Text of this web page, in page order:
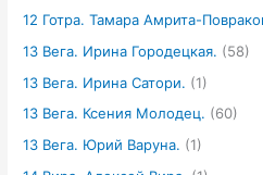
12 Готра. Тамара Амрита-
13 Вега. Ирина Городецкая. (58)
13 Вега. Ирина Сатори. (1)
13 Вега. Ксения Молодец. (60)
13 Вега. Юрий Варуна. (1)